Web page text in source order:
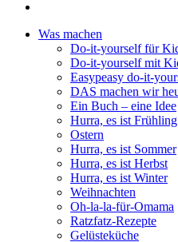
Was machen
Do-it-yourself für
Do-it-yourself mit
Easypeasy do-it-
DAS machen wir
Ein Buch – eine Idee
Hurra, es ist Frühling
Ostern
Hurra, es ist Sommer
Hurra, es ist Herbst
Hurra, es ist Winter
Weihnachten
Oh-la-la-für-Omama
Ratzfatz-Rezepte
Gelüsteküche